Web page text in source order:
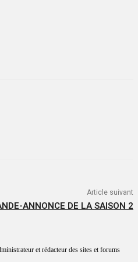
Article suivant
ANNONCE DE LA SAISON 2
et rédacteur des sites et forums